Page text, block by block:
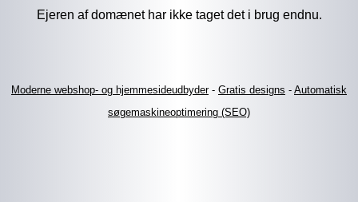
Ejeren af domænet har ikke taget det i brug endnu.
Moderne webshop- og hjemmesideudbyder- Gratis designs - Automatisk
søgemaskineoptimering (SEO)